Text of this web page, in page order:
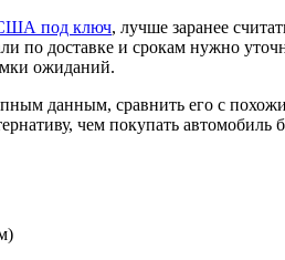
под ключ, лучше заранее
по доставке и срокам нужно
ожиданий.
данным, сравнить его с
чем покупать автомобиль